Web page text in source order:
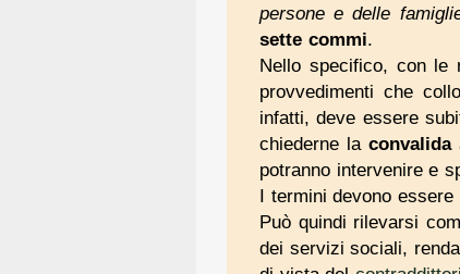
persone e delle
sette commi.
Nello specifico, con le
provvedimenti che
infatti, deve essere
chiederne laconvalida
potranno intervenire e
I termini devono
Può quindi rilevarsi
dei servizi sociali,